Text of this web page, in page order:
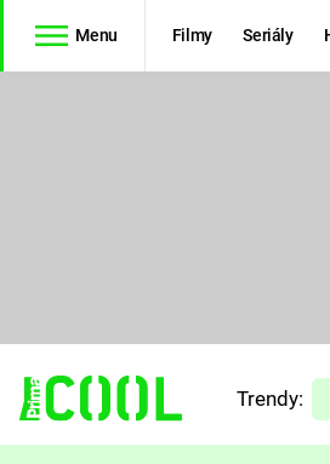
Menu Filmy Seriály
Trendy: